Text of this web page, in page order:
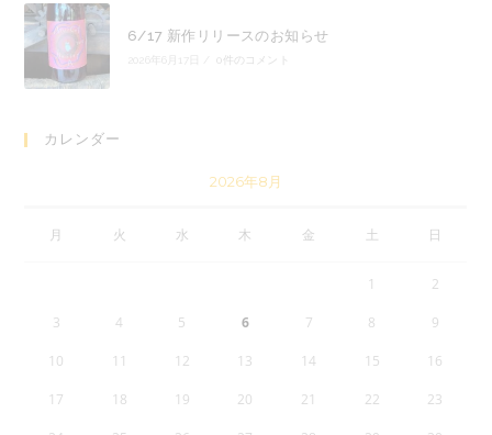
6/17 新作リリースのお知らせ
0件のコメント
カレンダー
2026年8月
月 火 水 木 金 土 日
1 2
3 4 5 6 7 8 9
10 11 12 13 14 15 16
17 18 19 20 21 22 23